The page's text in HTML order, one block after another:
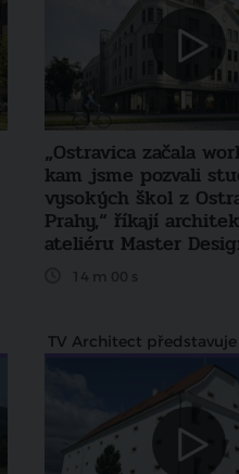
„Ostravica začala
kam jsme pozvali
vysokých škol z
Prahy,“ říkají
ateliéru Master
14 m 00 s
TV Architect představuje